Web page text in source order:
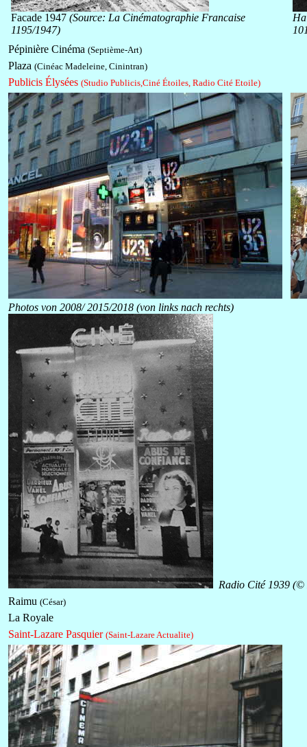
Facade 1947 (Source: La Cinématographie Francaise
1195/1947)
Pépinière Cinéma (Septième-Art)
Plaza (Cinéac Madeleine, Cinintran)
Publicis Élysées (Studio Publicis,Ciné Étoiles, Radio Cité Etoile)
Photos von 2008/ 2015/2018 (von links nach rechts)
Radio Cité 1939 (©
Raimu (César)
La Royale
Saint-Lazare Pasquier (Saint-Lazare Actualite)